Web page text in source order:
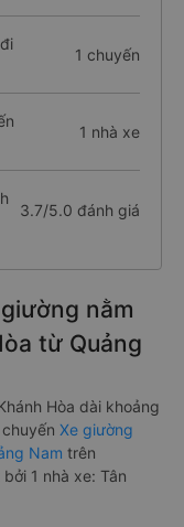
1 chuyến
1 nhà xe
3.7/5.0 đánh giá
nằm
từ Quảng
Hòa dài khoảng
Xe giường
Nam trên
1 nhà xe: Tân